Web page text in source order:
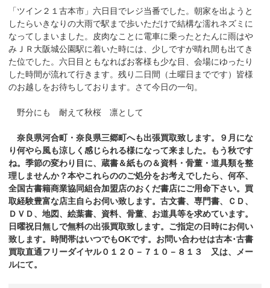
「ツイン２１古本市」六日目でレジ当番でした。朝家を出ようと
したらいきなりの大雨で駅まで歩いただけで結構な濡れネズミに
なってしまいました。皮肉なことに電車に乗ったとたんに雨はや
みＪＲ大阪城公園駅に着いた時には、少しですが晴れ間も出てき
た位でした。六日目ともなればお客様も少な目、会場にゆったり
した時間が流れて行きます。残り二日間（土曜日までです）皆様
のお越しをお待ちしております。さて今日の一句。
野分にも 耐えて秋桜 凛として
奈良県河合町・奈良県三郷町へも出張買取致します。９月にな
り何やら風も涼しく感じられる様になって来ました。もう秋です
ね。季節の変わり目に、蔵書＆紙もの＆資料・骨董・道具類を整
理しませんか？本やこれらののご処分をお考えでしたら、何卒、
全国古書籍商業協同組合加盟店のおくだ書店にご用命下さい。買
取経験豊富な店主自らお伺い致します。古文書、専門書、ＣＤ、
ＤＶＤ、地図、絵葉書、資料、骨董、お道具等を求めています。
日曜祝日無しで無料の出張買取致します。ご指定の日時にお伺い
致します。時間帯はいつでもOKです。お問い合わせは古本･古書
買取直通フリーダイヤル０１２０－７１０－８１３ 又は、メー
ルにて。